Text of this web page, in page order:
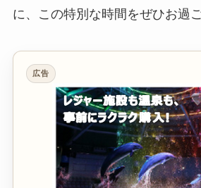
に、この特別な時間をぜひお過
広告